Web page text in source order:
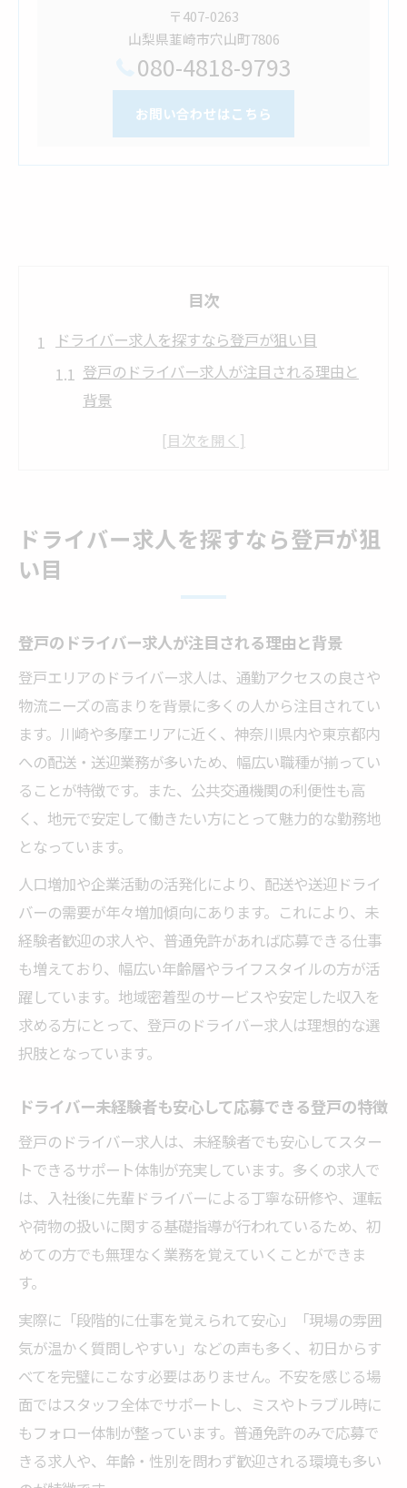
〒407-0263
山梨県韮崎市穴山町7806
080-4818-9793
お問い合わせはこちら
目次
ドライバー求人を探すなら登戸が狙い目
登戸のドライバー求人が注目される理由と
背景
ドライバー未経験者も安心して応募できる
登戸でドライバー求人を探す際のチェック
トとは
登戸で未経験から始めるドライバーの仕事
未経験歓迎のドライバー求人が多い登戸の
魅力
ドライバーとして成長できるサポート体制
とは
初めてのドライバー応募で注意したいポイ
ント
登戸で未経験ドライバーが活躍できる理由
未経験からドライバーへの転職成功例を解
説
ライフスタイルに合う登戸のドライバー採用事
情
シフト柔軟な登戸のドライバー求人が人気
の理由
ドライバーの働き方とライフスタイルの両
登戸で見つかる副業に適したドライバー求
人
自分に合うドライバー雇用形態の選び方ポ
イント
普通免許で挑戦できる登戸エリアの働き方
普通免許だけで始められる登戸のドライバ
ー求人
普通免許で応募できる職種と必要な条件を
解説
ドライバー未経験者も普通免許で活躍でき
ドライバー求人を探すなら登戸が狙
い目
登戸のドライバー求人が注目される理由と背景
登戸エリアのドライバー求人は、通勤アクセスの良さや
物流ニーズの高まりを背景に多くの人から注目されてい
ます。川崎や多摩エリアに近く、神奈川県内や東京都内
への配送・送迎業務が多いため、幅広い職種が揃ってい
ることが特徴です。また、公共交通機関の利便性も高
く、地元で安定して働きたい方にとって魅力的な勤務地
となっています。
人口増加や企業活動の活発化により、配送や送迎ドライ
バーの需要が年々増加傾向にあります。これにより、未
経験者歓迎の求人や、普通免許があれば応募できる仕事
も増えており、幅広い年齢層やライフスタイルの方が活
躍しています。地域密着型のサービスや安定した収入を
求める方にとって、登戸のドライバー求人は理想的な選
択肢となっています。
ドライバー未経験者も安心して応募できる登戸の特徴
登戸のドライバー求人は、未経験者でも安心してスター
トできるサポート体制が充実しています。多くの求人で
は、入社後に先輩ドライバーによる丁寧な研修や、運転
や荷物の扱いに関する基礎指導が行われているため、初
めての方でも無理なく業務を覚えていくことができま
す。
実際に「段階的に仕事を覚えられて安心」「現場の雰囲
気が温かく質問しやすい」などの声も多く、初日からす
べてを完璧にこなす必要はありません。不安を感じる場
面ではスタッフ全体でサポートし、ミスやトラブル時に
もフォロー体制が整っています。普通免許のみで応募で
きる求人や、年齢・性別を問わず歓迎される環境も多い